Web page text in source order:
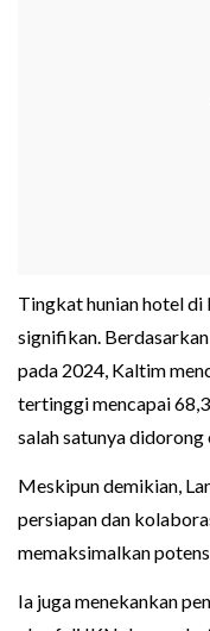
Tingkat hunian hotel
signifikan.
pada 2024, Kaltim
tertinggi mencapai
salah satunya
Meskipun demikian,
persiapan dan
memaksimalkan
Ia juga menekankan